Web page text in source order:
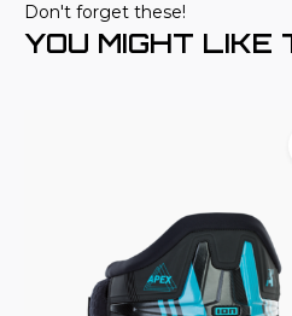
Don't forget these!
YOU MIGHT LIKE